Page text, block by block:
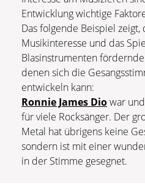
Entwicklung wichtige
Das folgende Beispiel zeigt,
Musikinteresse und das
Blasinstrumenten
denen sich die
entwickeln kann:
Ronnie James Diowar
für viele Rocksänger. Der
Metal hat übrigens keine
sondern ist mit einer
in der Stimme gesegnet.